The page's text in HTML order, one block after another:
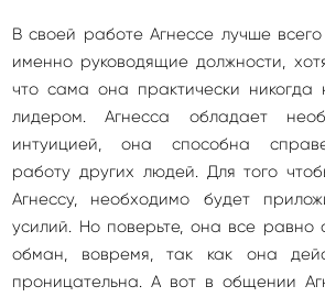
В своей работе Агнессе лучше всего
именно руководящие должности,
что сама она практически никогда
лидером. Агнесса обладает
интуицией, она способна
работу других людей. Для того
Агнессу, необходимо будет
усилий. Но поверьте, она все равно
обман, вовремя, так как она
проницательна. А вот в общении